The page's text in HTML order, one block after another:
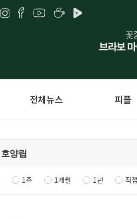
전체뉴스 피플
1주 1개월 1년 직